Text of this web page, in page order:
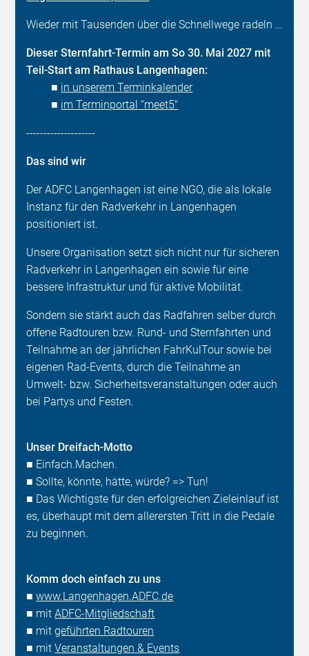
Wieder mit Tausenden über die Schnellwege radeln …
Dieser Sternfahrt-Termin am So 30. Mai 2027 mit
Teil-Start am Rathaus Langenhagen:
■ in unserem Terminkalender
■ im Terminportal “meet5"
--------------------
Das sind wir
Der ADFC Langenhagen ist eine NGO, die als lokale
Instanz für den Radverkehr in Langenhagen
positioniert ist.
Unsere Organisation setzt sich nicht nur für sicheren
Radverkehr in Langenhagen ein sowie für eine
bessere Infrastruktur und für aktive Mobilität.
Sondern sie stärkt auch das Radfahren selber durch
offene Radtouren bzw. Rund- und Sternfahrten und
Teilnahme an der jährlichen FahrKulTour sowie bei
eigenen Rad-Events, durch die Teilnahme an
Umwelt- bzw. Sicherheitsveranstaltungen oder auch
bei Partys und Festen.
Unser Dreifach-Motto
■ Einfach.Machen.
■ Sollte, könnte, hätte, würde? => Tun!
■ Das Wichtigste für den erfolgreichen Zieleinlauf ist
es, überhaupt mit dem allerersten Tritt in die Pedale
zu beginnen.
Komm doch einfach zu uns
■www.Langenhagen.ADFC.de
■ mitADFC-Mitgliedschaft
■ mitgeführten Radtouren
■ mitVeranstaltungen & Events